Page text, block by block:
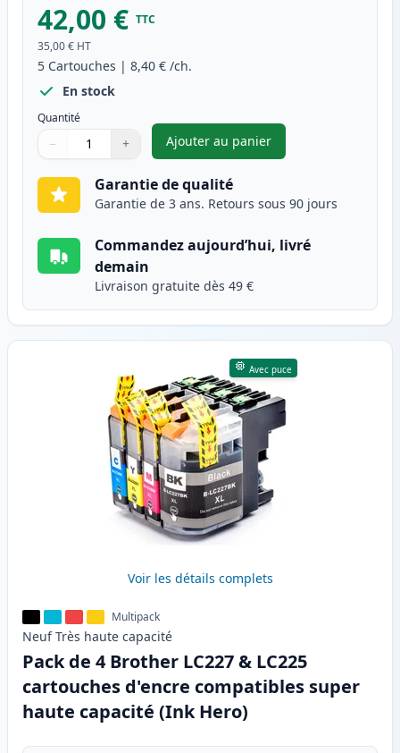
42,00 € TTC
35,00 € HT
5 Cartouches | 8,40 € /ch.
En stock
Quantité
Quantité
Utilisez les boutons pour ajuster
− +
Quantité
Ajouter au panier
,Pack de 5 Brother LC223
Garantie de qualité
Garantie de 3 ans. Retours sous 90 jours
Commandez aujourd’hui, livré
demain
Livraison gratuite dès 49 €
Avec puce
Voir les détails complets
Multipack
Neuf Très haute capacité
Pack de 4 Brother LC227 & LC225
cartouches d'encre compatibles super
haute capacité (Ink Hero)